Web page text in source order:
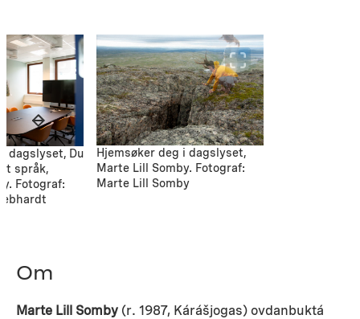
dagslyset, Du
språk,
Fotograf:
Hjemsøker deg i dagslyset,
Marte Lill Somby. Fotograf:
Marte Lill Somby
Om
Marte Lill Somby (r. 1987, Kárášjogas) ovdanbuktá